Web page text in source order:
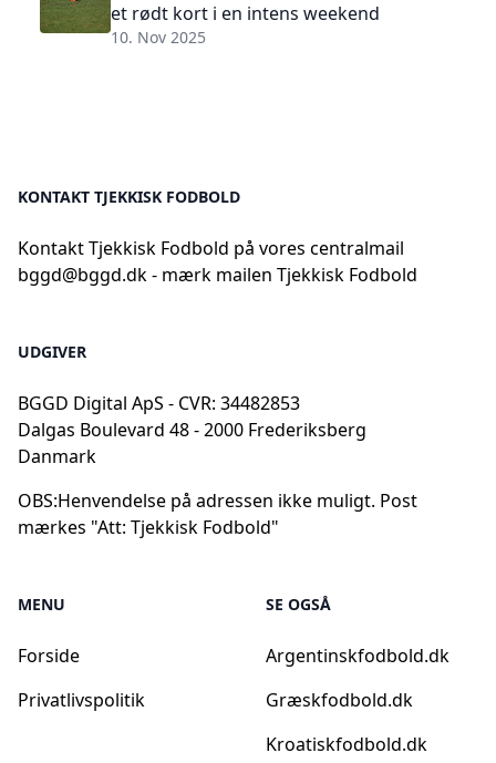
et rødt kort i en intens weekend
10. Nov 2025
KONTAKT TJEKKISK FODBOLD
Kontakt Tjekkisk Fodbold på vores centralmail
bggd@bggd.dk- mærk mailen Tjekkisk Fodbold
UDGIVER
BGGD Digital ApS - CVR: 34482853
Dalgas Boulevard 48 - 2000 Frederiksberg
Danmark
OBS:Henvendelse på adressen ikke muligt. Post
mærkes "Att: Tjekkisk Fodbold"
MENU
Forside
Privatlivspolitik
SE OGSÅ
Argentinskfodbold.dk
Græskfodbold.dk
Kroatiskfodbold.dk